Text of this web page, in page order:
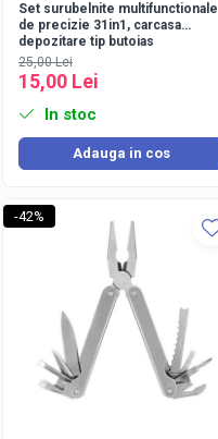
Set surubelnite multifunctionale
de precizie 31in1, carcasa
depozitare tip butoias
25,00 Lei
15,00 Lei
In stoc
Adauga in cos
-42%